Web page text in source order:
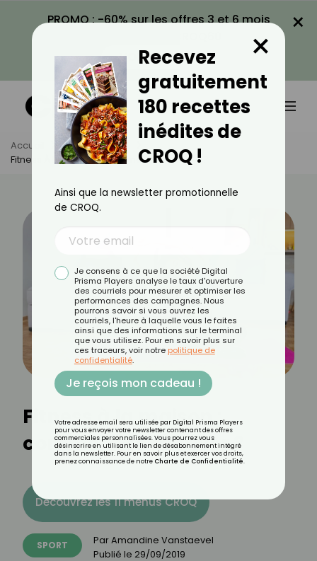
PROMO : -60% sur les offres 3 et 6 mois
VOIR LA PROMO
×
Accueil Actus
Sport
Fitness À La Maison : Comment Se Motiver ?
Fitness à la maison :
comment se motiver ?
Découvrez les 11 menus CROQ
SPORT ParAmandine Vanstaevel
Publié le 29/09/2019
Recevez
gratuitement
180 recettes
inédites de
CROQ !
×
Ainsi que la newsletter promotionnelle
de CROQ.
Je consens à ce que la société Digital
Prisma Players analyse le taux d'ouverture
des courriels pour mesurer et optimiser les
performances des campagnes. Nous
pourrons savoir si vous ouvrez les
courriels, l'heure à laquelle vous le faites
ainsi que des informations sur le terminal
que vous utilisez. Pour en savoir plus sur
ces traceurs, voir notre politique de
confidentialité.
Je reçois mon cadeau !
Votre adresse email sera utilisée par Digital Prisma Players
pour vous envoyer votre newsletter contenant des offres
commerciales personnalisées. Vous pourrez vous
désinscrire en utilisant le lien de désabonnement intégré
dans la newsletter. Pour en savoir plus et exercer vos droits,
prenez connaissance de notre Charte de Confidentialité.